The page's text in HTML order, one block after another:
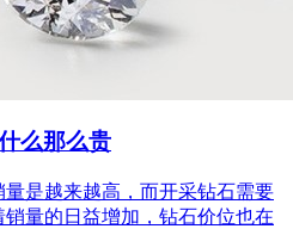
么那么贵
是越来越高，而开采钻石需要
量的日益增加，钻石价位也在